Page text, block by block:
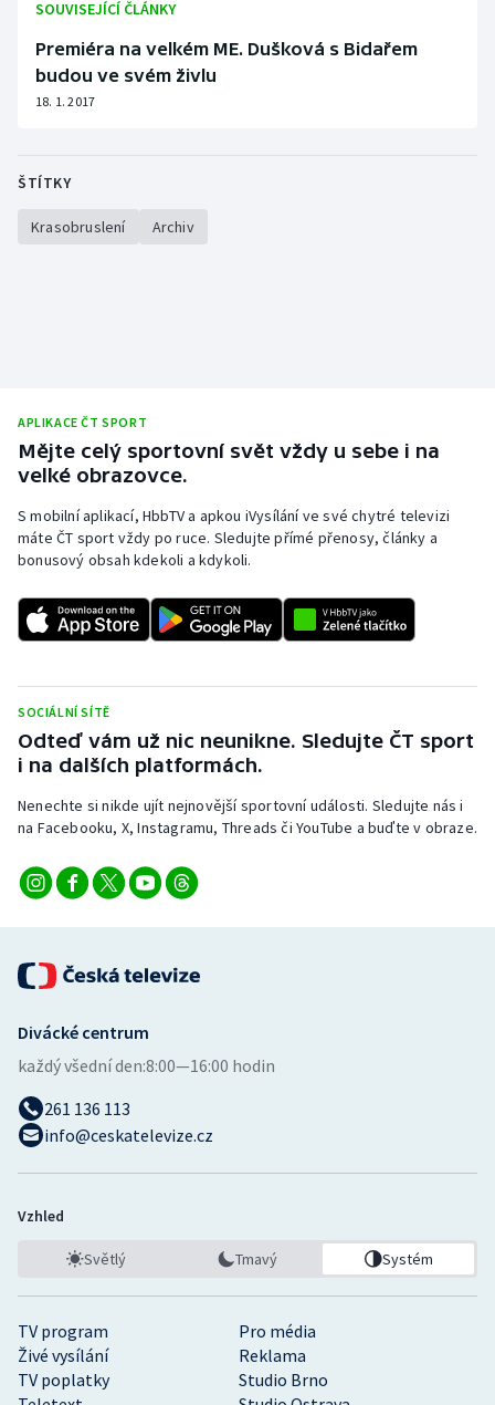
Parasport
Plavání
Plážový volejbal
Rychlobruslení
Stolní tenis
Triatlon
Veslování
Volejbal
SOUVISEJÍCÍ ČLÁNKY
Premiéra na velkém ME. Dušková s Bidařem
budou ve svém živlu
18. 1. 2017
ŠTÍTKY
Krasobruslení Archiv
APLIKACE ČT SPORT
Mějte celý sportovní svět vždy u sebe i na
velké obrazovce.
S mobilní aplikací, HbbTV a apkou iVysílání ve své chytré televizi
máte ČT sport vždy po ruce. Sledujte přímé přenosy, články a
bonusový obsah kdekoli a kdykoli.
SOCIÁLNÍ SÍTĚ
Odteď vám už nic neunikne. Sledujte ČT sport
i na dalších platformách.
Nenechte si nikde ujít nejnovější sportovní události. Sledujte nás i
na Facebooku, X, Instagramu, Threads či YouTube a buďte v obraze.
TV program
Pro média
Živé vysílání
Reklama
TV poplatky
Studio Brno
Divácké centrum
každý všední den:8:00—16:00 hodin
261 136 113
info@ceskatelevize.cz
Vzhled
Světlý Tmavý Systém